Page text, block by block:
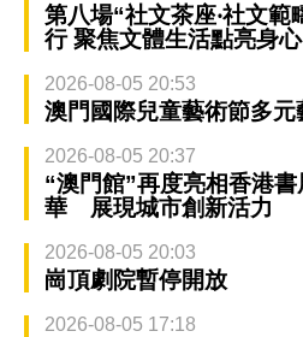
第八場“社文茶座‧社文
行 聚焦文體生活點亮身
2026-08-05 20:53
澳門國際兒童藝術節多
2026-08-05 20:37
“澳門館”再度亮相香港
華 展現城市創新活力
2026-08-05 20:03
崗頂劇院暫停開放
2026-08-05 17:18